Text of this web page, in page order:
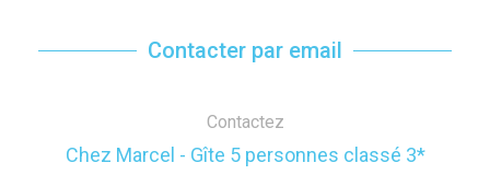
Contacter par email
Contactez
Chez Marcel - Gîte 5 personnes classé 3*